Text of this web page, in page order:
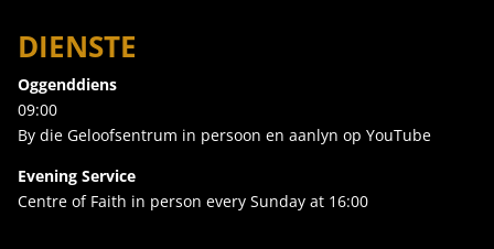
DIENSTE
Oggenddiens
09:00
By die Geloofsentrum in persoon en aanlyn op YouTube
Evening Service
Centre of Faith in person every Sunday at 16:00